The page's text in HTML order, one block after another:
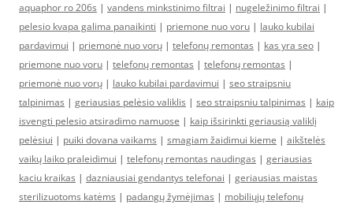
aquaphor ro 206s | vandens minkstinimo filtrai | nugeležinimo filtrai |
pelesio kvapa galima panaikinti | priemone nuo voru | lauko kubilai
pardavimui | priemonė nuo vorų | telefonų remontas | kas yra seo |
priemone nuo voru | telefonų remontas | telefonų remontas |
priemonė nuo vorų | lauko kubilai pardavimui | seo straipsniu
talpinimas | geriausias pelėsio valiklis | seo straipsniu talpinimas | kaip
isvengti pelesio atsiradimo namuose | kaip išsirinkti geriausią valiklį
pelėsiui | puiki dovana vaikams | smagiam žaidimui kieme | aikštelės
vaikų laiko praleidimui | telefonų remontas naudingas | geriausias
kaciu kraikas | dazniausiai gendantys telefonai | geriausias maistas
sterilizuotoms katėms | padangų žymėjimas | mobiliųjų telefonų